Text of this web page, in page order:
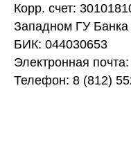
Корр. счет:
Западном ГУ Банка
БИК: 044030653
Электронная
Телефон: 8 (812)